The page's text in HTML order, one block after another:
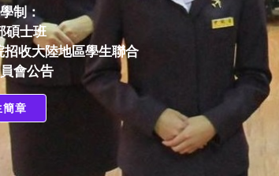
制：
碩士班
招收大陸地區學生聯合
會公告
簡章